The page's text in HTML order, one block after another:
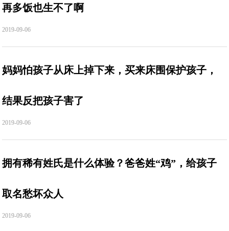
再多饭也生不了啊
2019-09-06
妈妈怕孩子从床上掉下来，买来床围保护孩子，
结果反把孩子害了
2019-09-06
拥有稀有姓氏是什么体验？爸爸姓“鸡”，给孩子
取名愁坏众人
2019-09-06